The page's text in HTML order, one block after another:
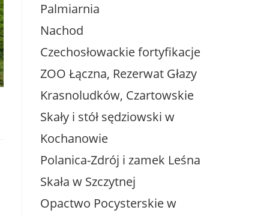
Palmiarnia
Nachod
Czechosłowackie fortyfikacje
ZOO Łączna, Rezerwat Głazy
Krasnoludków, Czartowskie
Skały i stół sędziowski w
Kochanowie
Polanica-Zdrój i zamek Leśna
Skała w Szczytnej
Opactwo Pocysterskie w